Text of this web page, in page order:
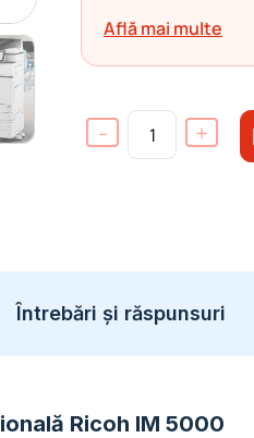
Află mai multe
-
Cantitate Imprimantă
+
Întrebări și răspunsuri
Ricoh IM 5000